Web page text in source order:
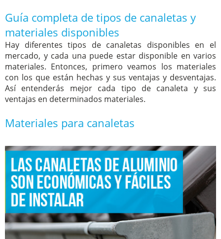
Guía completa de tipos de canaletas y
materiales disponibles
Hay diferentes tipos de canaletas disponibles en el
mercado, y cada una puede estar disponible en varios
materiales. Entonces, primero veamos los materiales
con los que están hechas y sus ventajas y desventajas.
Así entenderás mejor cada tipo de canaleta y sus
ventajas en determinados materiales.
Materiales para canaletas